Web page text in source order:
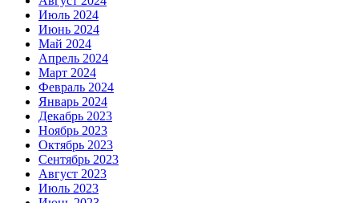
Июль 2024
Июнь 2024
Май 2024
Апрель 2024
Март 2024
Февраль 2024
Январь 2024
Декабрь 2023
Ноябрь 2023
Октябрь 2023
Сентябрь 2023
Август 2023
Июль 2023